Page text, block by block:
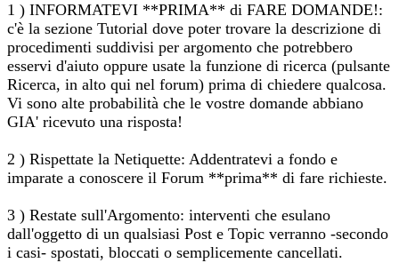
1 ) INFORMATEVI **PRIMA** di FARE DOMANDE!:
c'è la sezione Tutorial dove poter trovare la descrizione di
procedimenti suddivisi per argomento che potrebbero
esservi d'aiuto oppure usate la funzione di ricerca (pulsante
Ricerca, in alto qui nel forum) prima di chiedere qualcosa.
Vi sono alte probabilità che le vostre domande abbiano
GIA' ricevuto una risposta!
2 ) Rispettate la Netiquette: Addentratevi a fondo e
imparate a conoscere il Forum **prima** di fare richieste.
3 ) Restate sull'Argomento: interventi che esulano
dall'oggetto di un qualsiasi Post e Topic verranno -secondo
i casi- spostati, bloccati o semplicemente cancellati.